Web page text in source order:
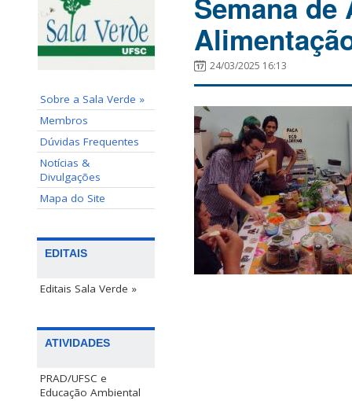
Sobre a Sala Verde »
Membros
Dúvidas Frequentes
Notícias &
Divulgações
Mapa do Site
EDITAIS
Editais Sala Verde »
ATIVIDADES
PRAD/UFSC e
Educação Ambiental
Semana de
24/03/2025 16:13